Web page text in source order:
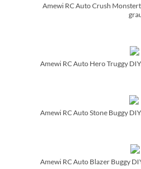
Amewi RC Auto Crush
Amewi RC Auto Hero Truggy
Amewi RC Auto Stone Buggy
Amewi RC Auto Blazer Buggy